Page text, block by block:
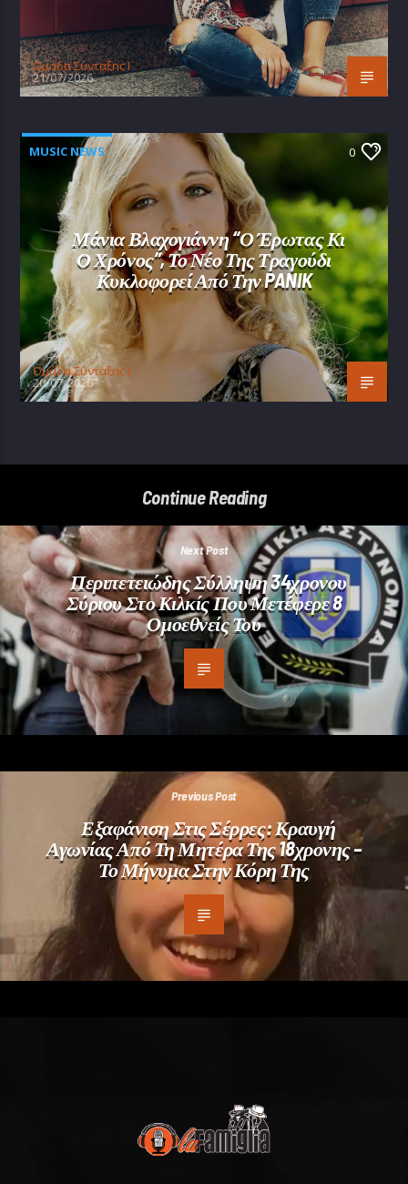
Oμάδα Σύνταξης Ι
21/07/2026
MUSIC NEWS 0
Μάνια Βλαχογιάννη “Ο Έρωτας Κι
Ο Χρόνος”, Το Νέο Της Τραγούδι
Κυκλοφορεί Από Την PANIK
Oμάδα Σύνταξης Ι
20/07/2026
Continue Reading
Next Post
Περιπετειώδης Σύλληψη 34χρονου
Σύριου Στο Κιλκίς Που Μετέφερε 8
Ομοεθνείς Του
Previous Post
Εξαφάνιση Στις Σέρρες: Κραυγή
Αγωνίας Από Τη Μητέρα Της 18χρονης –
Το Μήνυμα Στην Κόρη Της